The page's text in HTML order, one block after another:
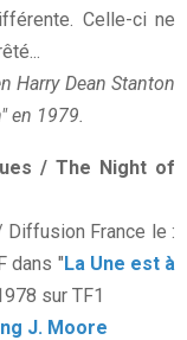
Celle-ci ne
Harry Dean Stanton
en 1979.
/ The Night of
France le :
dans "La Une est à
sur TF1
J. Moore